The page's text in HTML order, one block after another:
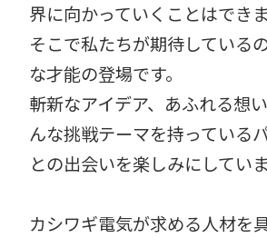
界に向かっていくことはできま
そこで私たちが期待している
な才能の登場です。
斬新なアイデア、あふれる想
んな挑戦テーマを持っている
との出会いを楽しみにしていま
カシワギ電気が求める人材を